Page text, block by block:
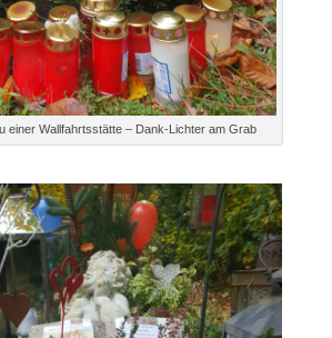
einer Wallfahrtsstätte – Dank-Lichter am Grab